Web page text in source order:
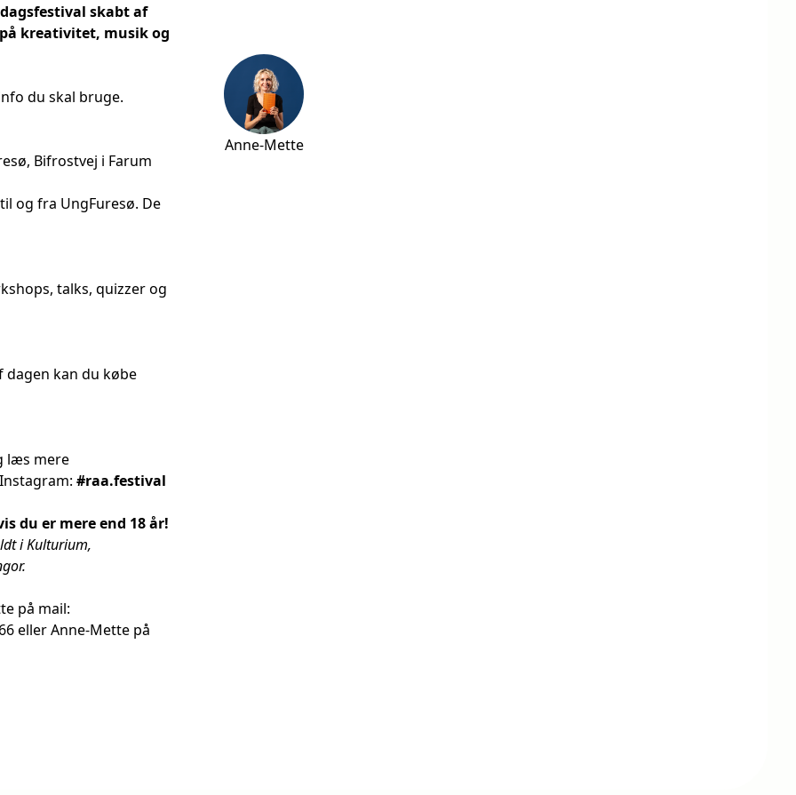
skabt af
kreativitet, musik og
du skal bruge.
Bifrostvej i Farum
og fra UngFuresø. De
talks, quizzer og
kan du købe
læs mere
#raa.festival
du er mere end 18 år!
i Kulturium,
på mail:
eller Anne-Mette på
Anne-Mette